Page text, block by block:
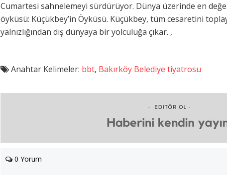
Cumartesi sahnelemeyi sürdürüyor. Dünya üzerinde en
öyküsü: Küçükbey’in Öyküsü. Küçükbey, tüm cesaretini
yalnızlığından dış dünyaya bir yolculuğa çıkar. ,
Anahtar Kelimeler: bbt, Bakırköy Belediye tiyatrosu
0 Yorum